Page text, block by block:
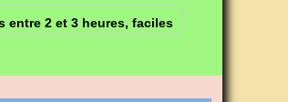
entre 2 et 3 heures, faciles